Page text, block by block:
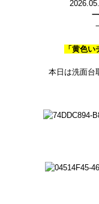
「黄色
本日は洗面台